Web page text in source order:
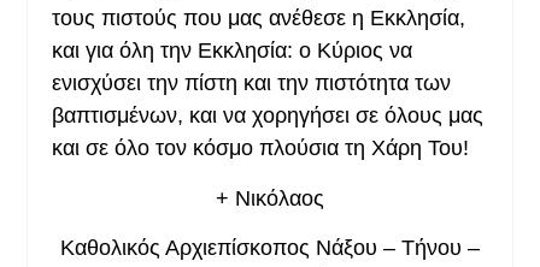
τους πιστούς που μας ανέθεσε η Εκκλησία,
και για όλη την Εκκλησία: ο Κύριος να
ενισχύσει την πίστη και την πιστότητα των
βαπτισμένων, και να χορηγήσει σε όλους μας
και σε όλο τον κόσμο πλούσια τη Χάρη Του!
+ Νικόλαος
Καθολικός Αρχιεπίσκοπος Νάξου – Τήνου –